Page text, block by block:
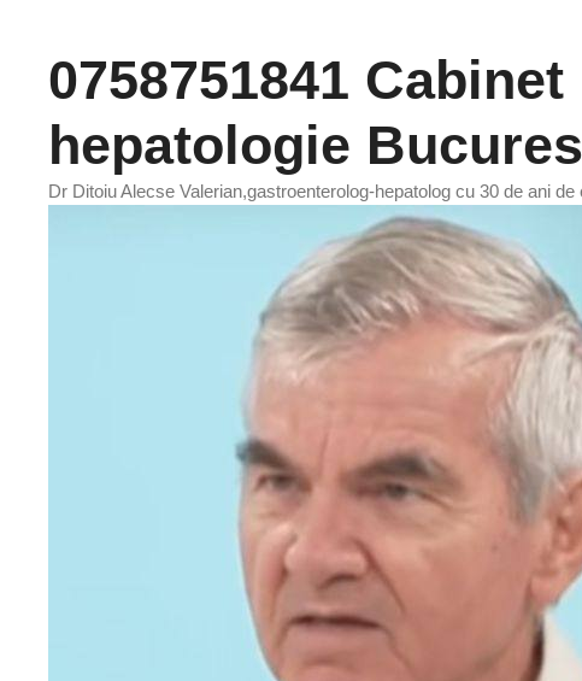
conținut0758751841
hepatologie
Dr Ditoiu Alecse Valerian,gastroenterolog-hepatolog cu 30 de ani